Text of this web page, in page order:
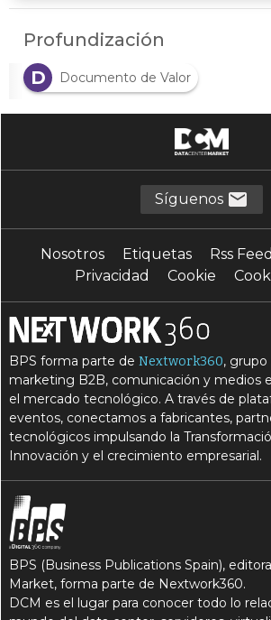
Profundización
D
Documento de Valor
Síguenos
Nosotros Etiquetas Rss Feed
Privacidad
Cookie
BPS forma parte deNextwork360,
marketing B2B, comunicación y medios
el mercado tecnológico. A través de
eventos, conectamos a fabricantes,
tecnológicos impulsando la
Innovación y el crecimiento empresarial.
BPS (Business Publications Spain),
Market, forma parte de Nextwork360.
DCM es el lugar para conocer todo lo